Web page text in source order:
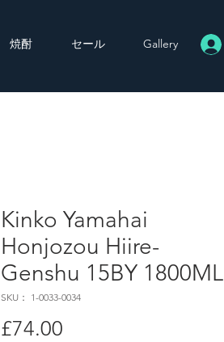
焼酎 セール Gallery
Kinko Yamahai
Honjozou Hiire-
Genshu 15BY 1800ML
SKU： 1-0033-0034
£74.00